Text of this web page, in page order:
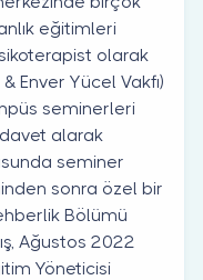
eğitimleri
olarak
Enver Yücel Vakfı)
seminerleri
alarak
seminer
sonra özel bir
Bölümü
Ağustos 2022
Yöneticisi